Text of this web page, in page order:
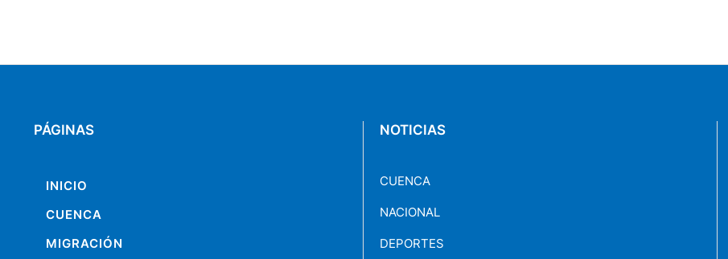
PÁGINAS
INICIO
CUENCA
MIGRACIÓN
NOTICIAS
CUENCA
NACIONAL
DEPORTES